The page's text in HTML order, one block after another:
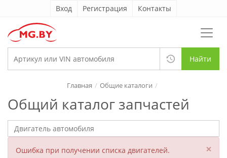
Вход Регистрация Контакты
Найти
Общий каталог запчастей
Главная Общие каталоги
Ошибка при получении списка двигателей. ×